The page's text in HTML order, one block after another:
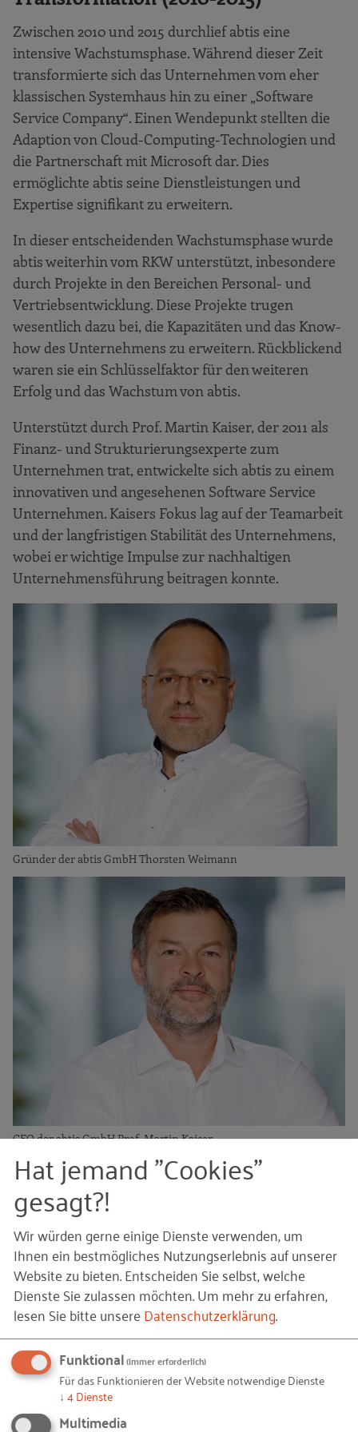
Zwischen 2010 und 2015 durchlief abtis eine
intensive Wachstumsphase. Während dieser Zeit
transformierte sich das Unternehmen vom eher
klassischen Systemhaus hin zu einer „Software
Service Company“. Einen Wendepunkt stellten die
Adaption von Cloud-Computing-Technologien und
die Partnerschaft mit Microsoft dar. Dies
ermöglichte abtis seine Dienstleistungen und
Expertise signifikant zu erweitern.
In dieser entscheidenden Wachstumsphase wurde
abtis weiterhin vom RKW unterstützt, inbesondere
durch Projekte in den Bereichen Personal- und
Vertriebsentwicklung. Diese Projekte trugen
wesentlich dazu bei, die Kapazitäten und das Know-
how des Unternehmens zu erweitern. Rückblickend
waren sie ein Schlüsselfaktor für den weiteren
Erfolg und das Wachstum von abtis.
Unterstützt durch Prof. Martin Kaiser, der 2011 als
Finanz- und Strukturierungsexperte zum
Unternehmen trat, entwickelte sich abtis zu einem
innovativen und angesehenen Software Service
Unternehmen. Kaisers Fokus lag auf der Teamarbeit
und der langfristigen Stabilität des Unternehmens,
wobei er wichtige Impulse zur nachhaltigen
Unternehmensführung beitragen konnte.
Gründer der abtis GmbH Thorsten Weimann
CFO der abtis GmbH Prof. Martin Kaiser
Herausforderungen machen abtis
zum Spezialisten für den Mittelstand
abtis hat im Laufe seiner Geschichte mehrere
Wirtschaftskrisen und auch die COVID-19-
Pandemie gemeistert, indem das Unternehmen
Flexibilität bewies und sein Geschäftsmodell
kontinuierlich angepasst hat. Diese
herausfordernden Situationen testeten die
Wandlungsfähigkeit des Unternehmens und
stärkten letztlich die Resilienz.
Hat jemand "Cookies"
gesagt?!
Wir würden gerne einige Dienste verwenden, um
Ihnen ein bestmögliches Nutzungserlebnis auf unserer
Website zu bieten. Entscheiden Sie selbst, welche
Dienste Sie zulassen möchten.Um mehr zu erfahren,
lesen Sie bitte unsereDatenschutzerklärung.
Funktional(immer erforderlich)
Für das Funktionieren der Website notwendige Dienste
↓ 4Dienste
Multimedia